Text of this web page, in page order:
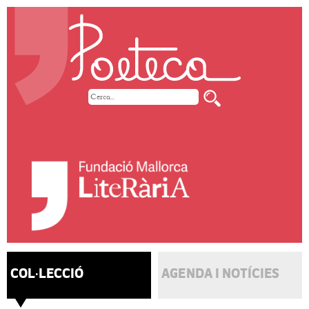
COL·LECCIÓ AGENDA I NOTÍCIES